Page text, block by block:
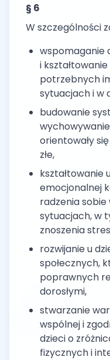
§ 6
W szczególności
wspomaganie
i
potrzebnych
sytuacjach i w
budowanie
orientowały
złe,
kształtowanie
emocjonalnej
radzenia
sytuacjach, w
znoszenia
rozwijanie u
społecznych,
poprawnych
dorosłymi,
stwarzanie
wspólnej i
dzieci o
fizycznych i